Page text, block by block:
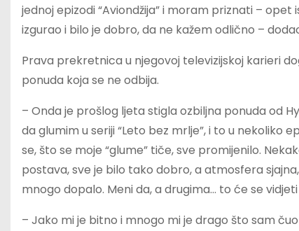
jednoj epizodi “Aviondžija” i moram priznati –
izgurao i bilo je dobro, da ne kažem odlično –
Prava prekretnica u njegovoj televizijskoj karieri
ponuda koja se ne odbija.
– Onda je prošlog ljeta stigla ozbiljna ponuda od
da glumim u seriji “Leto bez mrlje”, i to u nekoliko
se, što se moje “glume” tiče, sve promijenilo.
postava, sve je bilo tako dobro, a atmosfera
mnogo dopalo. Meni da, a drugima… to će se
– Jako mi je bitno i mnogo mi je drago što sam